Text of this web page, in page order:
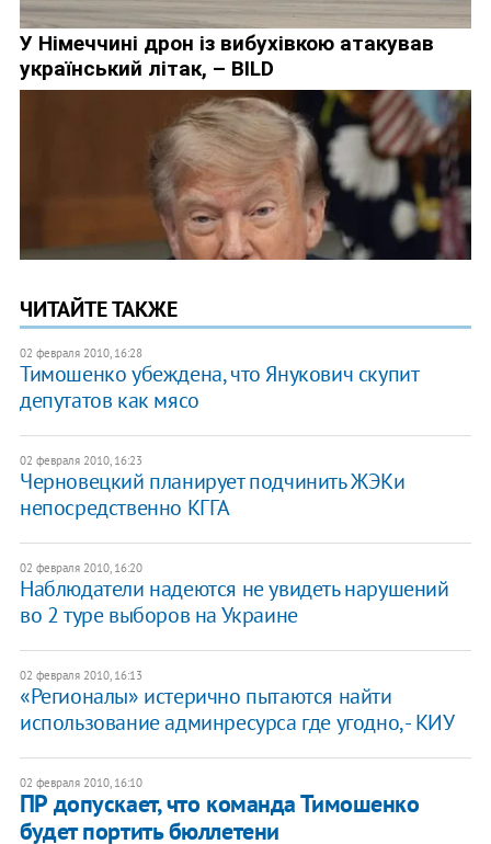
ЧИТАЙТЕ ТАКЖЕ
02 февраля 2010, 16:28
Тимошенко убеждена, что Янукович скупит
депутатов как мясо
02 февраля 2010, 16:23
Черновецкий планирует подчинить ЖЭКи
непосредственно КГГА
02 февраля 2010, 16:20
Наблюдатели надеются не увидеть нарушений
во 2 туре выборов на Украине
02 февраля 2010, 16:13
«Регионалы» истерично пытаются найти
использование админресурса где угодно, - КИУ
02 февраля 2010, 16:10
ПР допускает, что команда Тимошенко
будет портить бюллетени